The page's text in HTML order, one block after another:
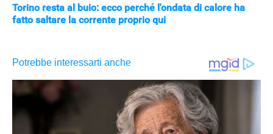
Torino resta al buio: ecco perché l'ondata di calore ha
fatto saltare la corrente proprio qui